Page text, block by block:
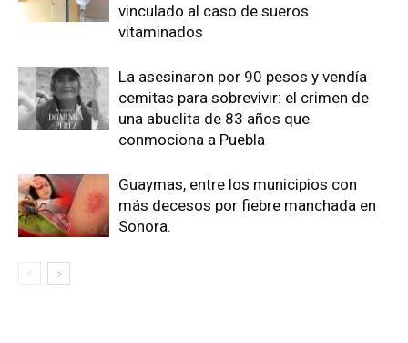
vinculado al caso de sueros
vitaminados
La asesinaron por 90 pesos y vendía
cemitas para sobrevivir: el crimen de
una abuelita de 83 años que
conmociona a Puebla
Guaymas, entre los municipios con
más decesos por fiebre manchada en
Sonora.